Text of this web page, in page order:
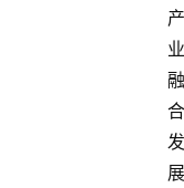
产
业
融
合
发
展